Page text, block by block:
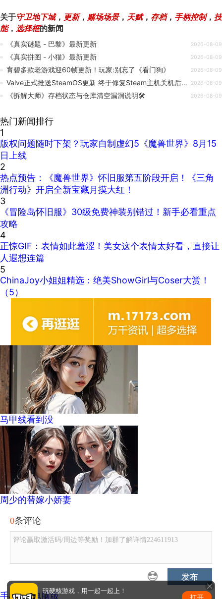
关于守卫地下城， 更新， 赌场场景， 天赋， 存档， 手柄控制， 技
能， 选择框的新闻
《真实谜题 - 巴黎》最新更新 2026-08-09
《真实拼图 - 小猫》最新更新 2026-08-09
育碧多款老游戏迎60帧更新！玩家:别忘了《看门狗》 2026-08-09
Valve正式推送SteamOS更新 终于修复Steam主机关机后自动唤醒故障 2026-08-09
《拆解大师》存档状态与仓库清空漏洞说明🛠️ 2026-08-09
热门新闻排行
1
版权问题随时下架？玩家自制虚幻5《魔兽世界》8月15
日上线
2
热点预告：《魔兽世界》怀旧服第五阶段开启！《三角
洲行动》开启全新宝藏月摸大红！
3
《冒险岛怀旧服》30级免费神装别错过！新手必看重点
攻略
4
正惊GIF：表情如此羞涩！美女这个表情太好看，直接让
人遐想连篇
5
ChinaJoy小姐姐精选：绝美ShowGirl与Coser大赏！
（5）
马甲线看到没
周少的替嫁小娇妻
0条评论
评论赢取激活码/周边等奖励！加群了解详情224611913
发布
手机版|电脑版
玩硬核游戏，用一起一起上！
打开